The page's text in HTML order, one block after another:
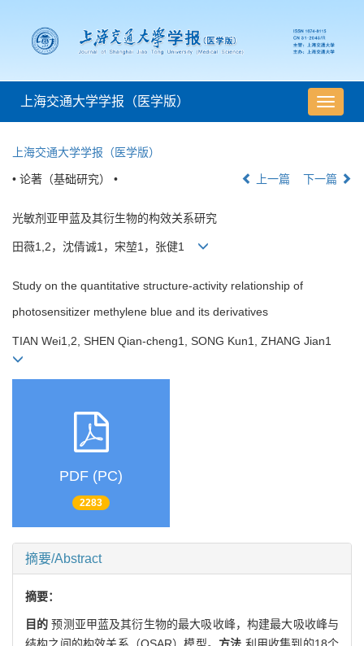
导
航
上海交通大学学报（医学版）
上海交通大学学报（医学版）
• 论著（基础研究） • 上一篇 下一篇
光敏剂亚甲蓝及其衍生物的构效关系研究
田薇1,2，沈倩诚1，宋堃1，张健1
Study on the quantitative structure-activity relationship of
photosensitizer methylene blue and its derivatives
TIAN Wei1,2, SHEN Qian-cheng1, SONG Kun1, ZHANG Jian1
PDF (PC)
2283
摘要/Abstract
摘要：
目的 预测亚甲蓝及其衍生物的最大吸收峰，构建最大吸收峰与
结构之间的构效关系（QSAR）模型。 方法 利用收集到的18个